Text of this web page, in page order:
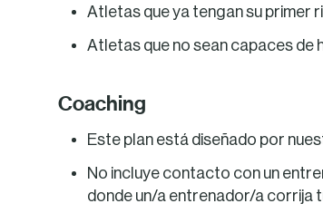
Atletas que ya tengan su primer
Atletas que no sean capaces de
Coaching
Este plan está diseñado por
No incluye contacto con un
donde un/a entrenador/a corrija